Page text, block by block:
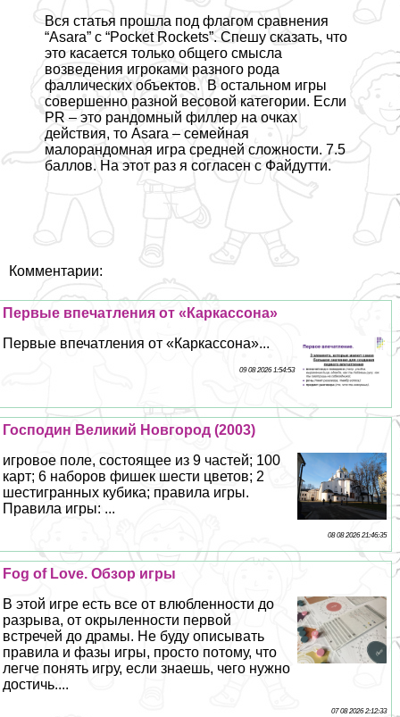
Вся статья прошла под флагом сравнения
“Asara” с “Pocket Rockets”. Спешу сказать, что
это касается только общего смысла
возведения игроками разного рода
фаллических объектов. В остальном игры
совершенно разной весовой категории. Если
PR – это рандомный филлер на очках
действия, то Asara – семейная
малорандомная игра средней сложности. 7.5
баллов. На этот раз я согласен с Файдутти.
Комментарии:
Первые впечатления от «Каркассона»
Первые впечатления от «Каркассона»...
09 08 2026 1:54:53
Господин Великий Новгород (2003)
игровое поле, состоящее из 9 частей; 100
карт; 6 наборов фишек шести цветов; 2
шестигранных кубика; правила игры.
Правила игры: ...
08 08 2026 21:46:35
Fog of Love. Обзор игры
В этой игре есть все от влюбленности до
разрыва, от окрыленности первой
встречей до драмы. Не буду описывать
правила и фазы игры, просто потому, что
легче понять игру, если знаешь, чего нужно
достичь....
07 08 2026 2:12:33